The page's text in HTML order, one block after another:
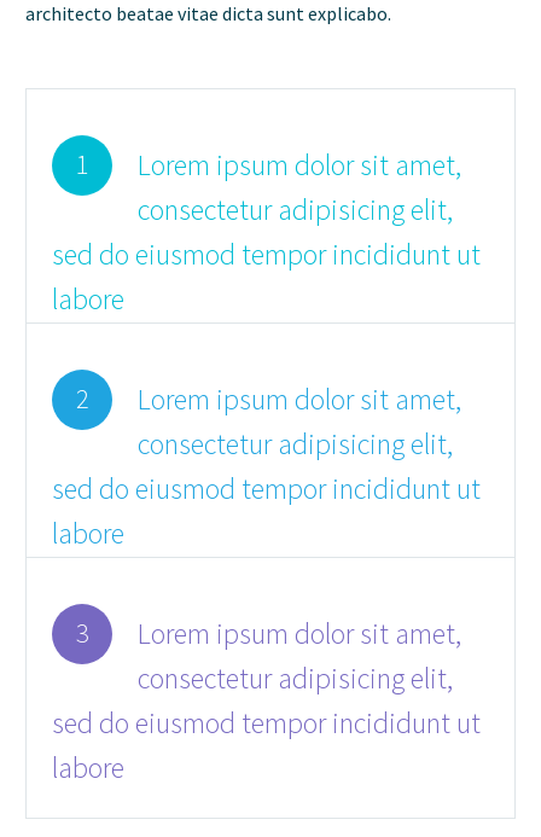
architecto beatae vitae dicta sunt explicabo.
1
Lorem ipsum dolor sit amet,
consectetur adipisicing elit,
sed do eiusmod tempor incididunt ut
labore
2
Lorem ipsum dolor sit amet,
consectetur adipisicing elit,
sed do eiusmod tempor incididunt ut
labore
3
Lorem ipsum dolor sit amet,
consectetur adipisicing elit,
sed do eiusmod tempor incididunt ut
labore